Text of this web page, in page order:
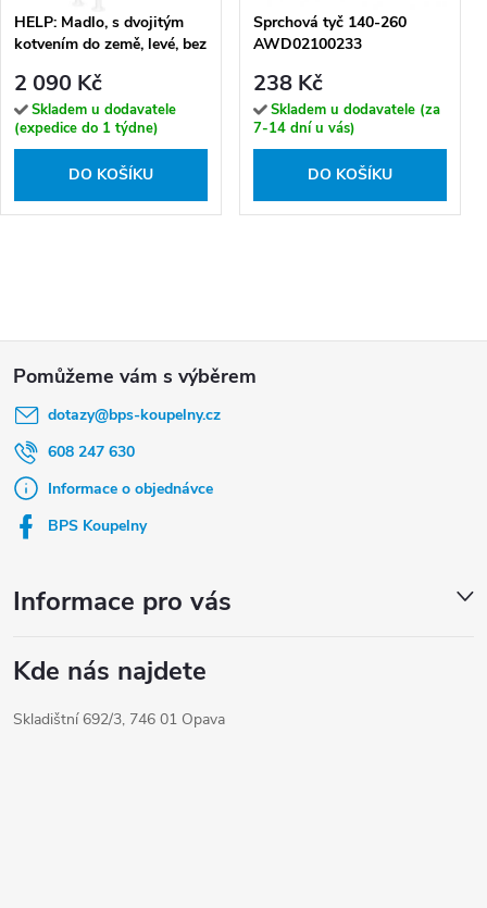
HELP: Madlo, s dvojitým
kotvením do země, levé, bez
2 090 Kč
Skladem u dodavatele
(expedice do 1 týdne)
DO KOŠÍKU
Sprchová tyč 140-260
AWD02100233
238 Kč
Skladem u dodavatele (za
7-14 dní u vás)
DO KOŠÍKU
dotazy@bps-koupelny.cz
608 247 630
Informace o objednávce
BPS Koupelny
Informace pro vás
Kde nás najdete
Skladištní 692/3, 746 01 Opava